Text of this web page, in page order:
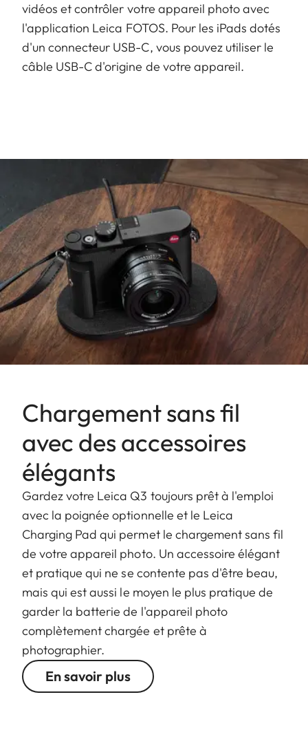
vidéos et contrôler votre appareil photo avec
l'application Leica FOTOS. Pour les iPads dotés
d'un connecteur USB-C, vous pouvez utiliser le
câble USB-C d'origine de votre appareil.
Chargement sans fil
avec des accessoires
élégants
Gardez votre Leica Q3 toujours prêt à l'emploi
avec la poignée optionnelle et le Leica
Charging Pad qui permet le chargement sans fil
de votre appareil photo. Un accessoire élégant
et pratique qui ne se contente pas d'être beau,
mais qui est aussi le moyen le plus pratique de
garder la batterie de l'appareil photo
complètement chargée et prête à
photographier.
En savoir plus